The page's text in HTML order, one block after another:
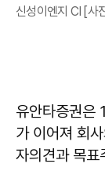
신성이엔지 CI [사
유안타증권은
가 이어져 회
자의견과 목표